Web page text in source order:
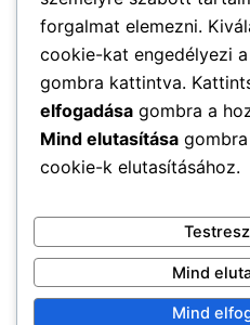
forgalmat elemezni.
cookie-kat engedélyezi a
gombra kattintva.
elfogadása gombra a
Mind elutasítása
cookie-k elutasításához.
Mind
Mind